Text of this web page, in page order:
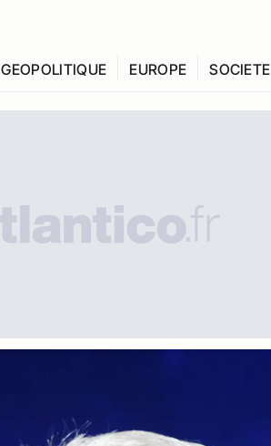
GEOPOLITIQUE EUROPE SOCIETE